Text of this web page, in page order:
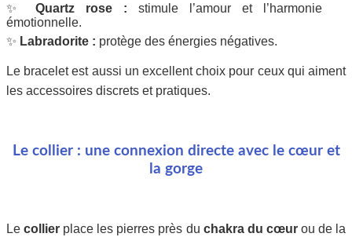
✨ Quartz rose : stimule l’amour et l’harmonie
émotionnelle.
✨ Labradorite : protège des énergies négatives.
Le bracelet est aussi un excellent choix pour ceux qui aiment
les accessoires discrets et pratiques.
Le collier : une connexion directe avec le cœur et
la gorge
Lecollier place les pierres près du chakra du cœurou de la